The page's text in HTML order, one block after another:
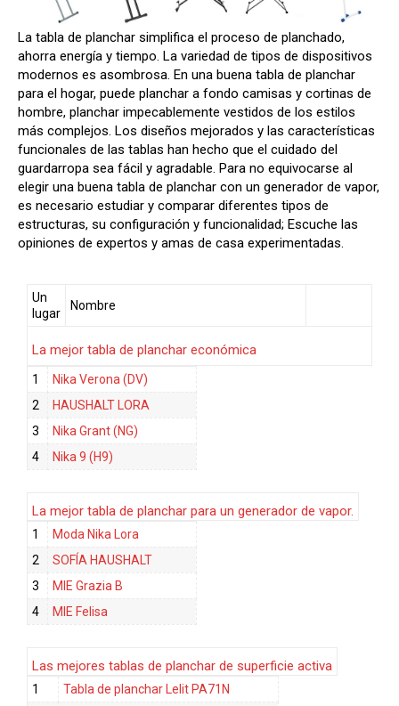
La tabla de planchar simplifica el proceso de planchado,
ahorra energía y tiempo. La variedad de tipos de dispositivos
modernos es asombrosa. En una buena tabla de planchar
para el hogar, puede planchar a fondo camisas y cortinas de
hombre, planchar impecablemente vestidos de los estilos
más complejos. Los diseños mejorados y las características
funcionales de las tablas han hecho que el cuidado del
guardarropa sea fácil y agradable. Para no equivocarse al
elegir una buena tabla de planchar con un generador de vapor,
es necesario estudiar y comparar diferentes tipos de
estructuras, su configuración y funcionalidad; Escuche las
opiniones de expertos y amas de casa experimentadas.
Un
lugar
Nombre
La mejor tabla de planchar económica
1
Nika Verona (DV)
2
HAUSHALT LORA
3
Nika Grant (NG)
4
Nika 9 (Н9)
La mejor tabla de planchar para un generador de vapor.
1
Moda Nika Lora
2
SOFÍA HAUSHALT
3
MIE Grazia B
4
MIE Felisa
Las mejores tablas de planchar de superficie activa
1
Tabla de planchar Lelit PA71N